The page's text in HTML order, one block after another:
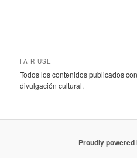
FAIR USE
Todos los contenidos publicados
divulgación cultural.
Proudly